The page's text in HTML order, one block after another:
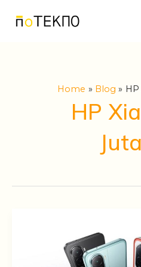
Home Blog
HP